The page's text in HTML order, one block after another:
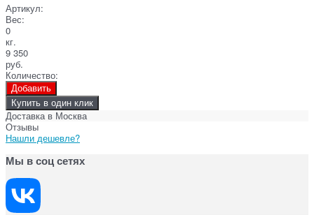
Артикул:
Вес:
0
кг.
9 350
руб.
Количество:
Добавить
Купить в один клик
Доставка в Москва
Отзывы
Нашли дешевле?
Мы в соц сетях